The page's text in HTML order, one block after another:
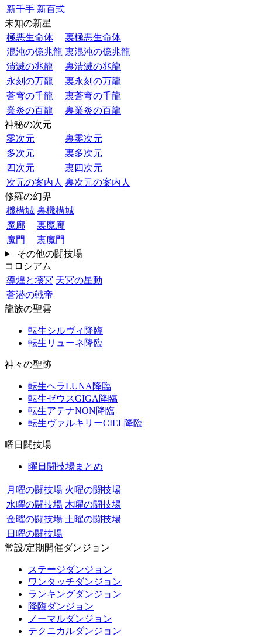
新千手 新百式
未知の新星
極悪生命体
裏極悪生命体
混沌の億兆龍 裏混沌の億兆龍
潰滅の兆龍
裏潰滅の兆龍
永刻の万龍
裏永刻の万龍
蒼穹の千龍
裏蒼穹の千龍
業炎の百龍
裏業炎の百龍
神秘の次元
零次元
裏零次元
多次元
裏多次元
四次元
裏四次元
次元の案内人 裏次元の案内人
修羅の幻界
機構城 裏機構城
魔廊
裏魔廊
魔門
裏魔門
その他の闘技場
コロシアム
導煌と壊冥 天冥の星動
蒼潜の戦帝
龍族の聖雲
転生シルヴィ降臨
転生リューネ降臨
神々の聖跡
転生ヘラLUNA降臨
転生ゼウスGIGA降臨
転生アテナNON降臨
転生ヴァルキリーCIEL降臨
曜日闘技場
曜日闘技場まとめ
月曜の闘技場 火曜の闘技場
水曜の闘技場 木曜の闘技場
金曜の闘技場 土曜の闘技場
日曜の闘技場
常設/定期開催ダンジョン
ステージダンジョン
ワンタッチダンジョン
ランキングダンジョン
降臨ダンジョン
ノーマルダンジョン
テクニカルダンジョン